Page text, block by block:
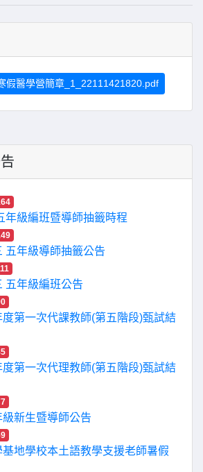
假醫學營簡章_1_22111421820.pdf
年級編班暨導師抽籤時程
五年級導師抽籤公告
五年級編班公告
第一次代課教師(第五階段)甄試結
第一次代理教師(第五階段)甄試結
新生暨導師公告
地學校本土語教學支援老師暑假